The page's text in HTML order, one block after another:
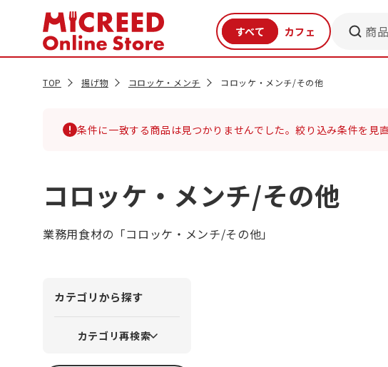
商
TOP 揚げ物 コロッケ・メンチ コロッケ・メンチ/その他
条件に一致する商品は見つかりませんでした。絞り込み条件を見
コロッケ・メンチ/その他
業務用食材の「コロッケ・メンチ/その他」
カテゴリから探す
カテゴリ再検索